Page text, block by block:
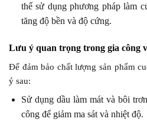
thể sử dụng phương pháp làm
tăng độ bền và độ cứng.
Lưu ý quan trọng trong gia công
Để đảm bảo chất lượng sản phẩm
ý sau:
Sử dụng dầu làm mát và bôi
công để giảm ma sát và nhiệt độ.